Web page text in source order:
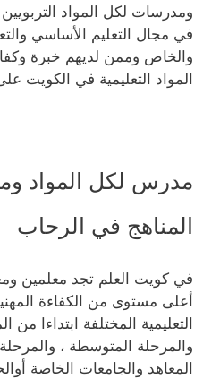
ومدرسات لكل المواد
في مجال التعليم الأساسي
والخاص وممن لديهم خبرة
المواد التعليمية في الكويت
مدرس لكل المواد
المناهج في الرحاب
في كويت العلم تجد معلمين
أعلى مستوى من الكفاءة
التعليمية المختلفة ابتداءا من
والمرحلة المتوسطة ، والمرحلة
المعاهد والجامعات الخاصة